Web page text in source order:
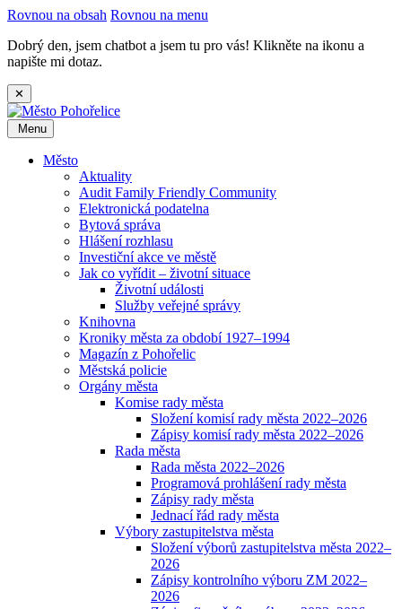
Rovnou na obsah Rovnou na menu
Dobrý den, jsem chatbot a jsem tu pro vás! Klikněte na ikonu a
napište mi dotaz.
✕
Menu
Město
Aktuality
Audit Family Friendly Community
Elektronická podatelna
Bytová správa
Hlášení rozhlasu
Investiční akce ve městě
Jak co vyřídit – životní situace
Životní události
Služby veřejné správy
Knihovna
Kroniky města za období 1927–1994
Magazín z Pohořelic
Městská policie
Orgány města
Komise rady města
Složení komisí rady města 2022–2026
Zápisy komisí rady města 2022–2026
Rada města
Rada města 2022–2026
Programová prohlášení rady města
Zápisy rady města
Jednací řád rady města
Výbory zastupitelstva města
Složení výborů zastupitelstva města 2022–
2026
Zápisy kontrolního výboru ZM 2022–
2026